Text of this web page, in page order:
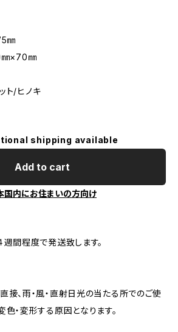
㎜
㎜×70㎜
ト/ヒノキ
shipping available
Add to cart
国内にお住まいの方向け
週間程度で発送致します。
接、雨・風・直射日光の当たる所でのご使
色・変形する原因となります。